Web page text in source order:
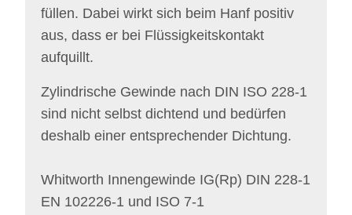
füllen. Dabei wirkt sich beim Hanf positiv
aus, dass er bei Flüssigkeitskontakt
aufquillt.
Zylindrische Gewinde nach DIN ISO 228-1
sind nicht selbst dichtend und bedürfen
deshalb einer entsprechender Dichtung.
Whitworth Innengewinde IG(Rp) DIN 228-1
EN 102226-1 und ISO 7-1